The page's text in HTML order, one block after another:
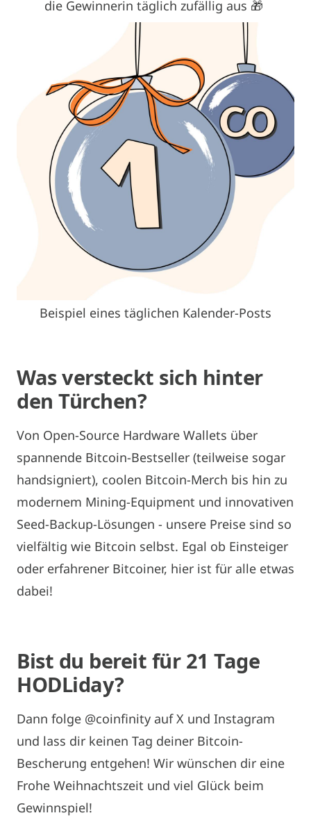
die Gewinnerin täglich zufällig aus 🎁
Beispiel eines täglichen Kalender-Posts
Was versteckt sich hinter
den Türchen?
Von Open-Source Hardware Wallets über
spannende Bitcoin-Bestseller (teilweise sogar
handsigniert), coolen Bitcoin-Merch bis hin zu
modernem Mining-Equipment und innovativen
Seed-Backup-Lösungen - unsere Preise sind so
vielfältig wie Bitcoin selbst. Egal ob Einsteiger
oder erfahrener Bitcoiner, hier ist für alle etwas
dabei!
Bist du bereit für 21 Tage
HODLiday?
Dann folge @coinfinity auf X und Instagram
und lass dir keinen Tag deiner Bitcoin-
Bescherung entgehen! Wir wünschen dir eine
Frohe Weihnachtszeit und viel Glück beim
Gewinnspiel!